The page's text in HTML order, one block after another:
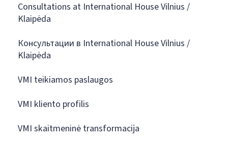
Consultations at International House Vilnius /
Klaipėda
Консультации в International House Vilnius /
Klaipėda
VMI teikiamos paslaugos
VMI kliento profilis
VMI skaitmeninė transformacija